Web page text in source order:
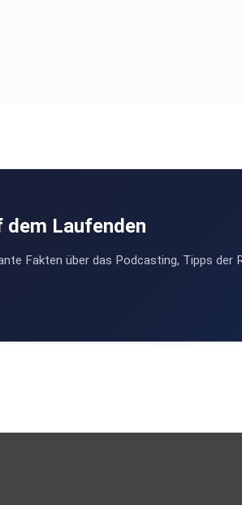
dem Laufenden
Fakten über das Podcasting, Tipps der